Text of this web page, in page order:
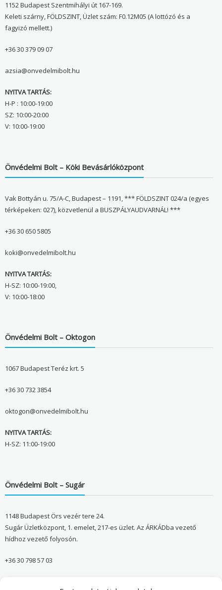
1152 Budapest Szentmihályi út 167-169.
Keleti szárny, FÖLDSZINT, Üzlet szám: F0.12M05 (A lottózó és a
fagyizó mellett.)
+36 30 379 09 07
azsia@onvedelmibolt.hu
NYITVA TARTÁS:
H-P : 10:00-19:00
SZ: 10:00-20:00
V: 10:00-19:00
Önvédelmi Bolt – Köki Bevásárlóközpont
Vak Bottyán u. 75/A-C, Budapest – 1191, *** FÖLDSZINT 024/a (egyes
térképeken: 027), közvetlenül a BUSZPÁLYAUDVARNÁL! ***
+36 30 650 5805
koki@onvedelmibolt.hu
NYITVA TARTÁS:
H-SZ: 10:00-19:00,
V: 10:00-18:00
Önvédelmi Bolt – Oktogon
1067 Budapest Teréz krt. 5
+36 30 732 3854
oktogon@onvedelmibolt.hu
NYITVA TARTÁS:
H-SZ: 11:00-19:00
Önvédelmi Bolt – Sugár
1148 Budapest Örs vezér tere 24.
Sugár Üzletközpont, 1. emelet, 217-es üzlet. Az ÁRKÁDba vezető
hídhoz vezető folyosón.
+36 30 798 57 03